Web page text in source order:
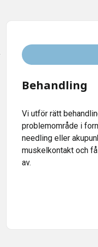
Behandling
Vi utför rätt
problemområde i
needling eller
muskelkontakt och
av.